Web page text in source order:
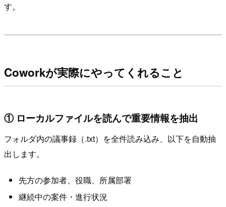
す。
Coworkが実際にやってくれること
① ローカルファイルを読んで重要情報を抽出
フォルダ内の議事録（.txt）を全件読み込み、以下を自動抽
出します。
先方の参加者、役職、所属部署
継続中の案件・進行状況